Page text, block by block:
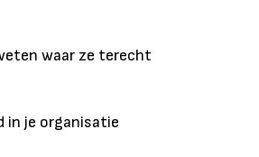
waar ze terecht
in je organisatie